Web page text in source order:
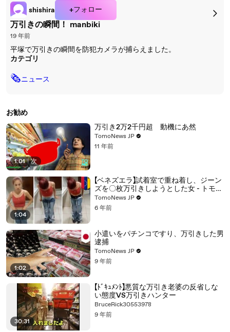
shishira +フォロー
万引きの瞬間！ manbiki
19 年前
平塚で万引きの瞬間を防犯カメラが捕らえました。
カテゴリ
🗞ニュース
お勧め
1:01 | 次
万引き2万2千円超 動機にあ然
TomoNews JP
11 年前
1:04
【ベネズエラ】試着室で重ね着し、ジーン
ズを〇枚万引きしようとした女 - トモニ
ュース
TomoNews JP
6 年前
1:02
小遣いをパチンコですり、万引きした男
逮捕
TomoNews JP
9 年前
30:31
【ﾄﾞｷｭﾒﾝﾄ】悪質な万引き老婆の反省しな
い態度VS万引きハンター
BruceRick30553978
9 年前